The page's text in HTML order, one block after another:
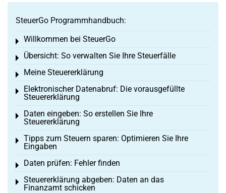
SteuerGo Programmhandbuch:
Willkommen bei SteuerGo
Toggle menu
Übersicht: So verwalten Sie Ihre Steuerfälle
Toggle menu
Meine Steuererklärung
Toggle menu
Elektronischer Datenabruf: Die vorausgefüllte
Steuererklärung
Toggle menu
Daten eingeben: So erstellen Sie Ihre
Steuererklärung
Toggle menu
Tipps zum Steuern sparen: Optimieren Sie Ihre
Eingaben
Toggle menu
Daten prüfen: Fehler finden
Toggle menu
Steuererklärung abgeben: Daten an das
Finanzamt schicken
Toggle menu